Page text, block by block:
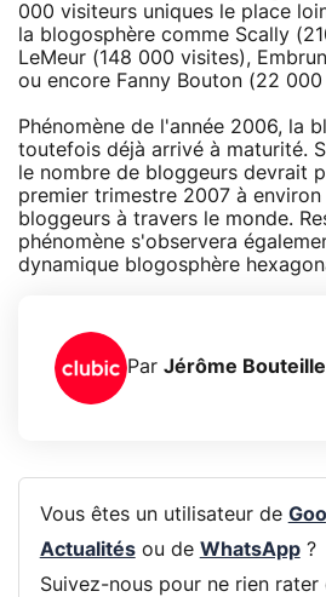
000 visiteurs uniques le place
la blogosphère comme Scally
LeMeur (148 000 visites),
ou encore Fanny Bouton (22
Phénomène de l'année 2006, la
toutefois déjà arrivé à maturité.
le nombre de bloggeurs devrait
premier trimestre 2007 à
bloggeurs à travers le monde.
phénomène s'observera
dynamique blogosphère
Par Jérôme
Vous êtes un utilisateur de
Actualitésou de WhatsApp?
Suivez-nous pour ne rien rater